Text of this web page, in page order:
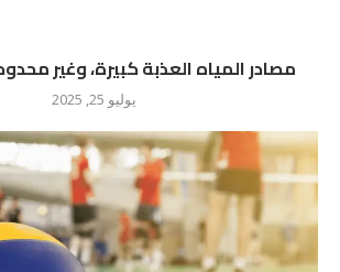
مصادر المياه العذبة كبيرة، وغير
يوليو 25, 2025